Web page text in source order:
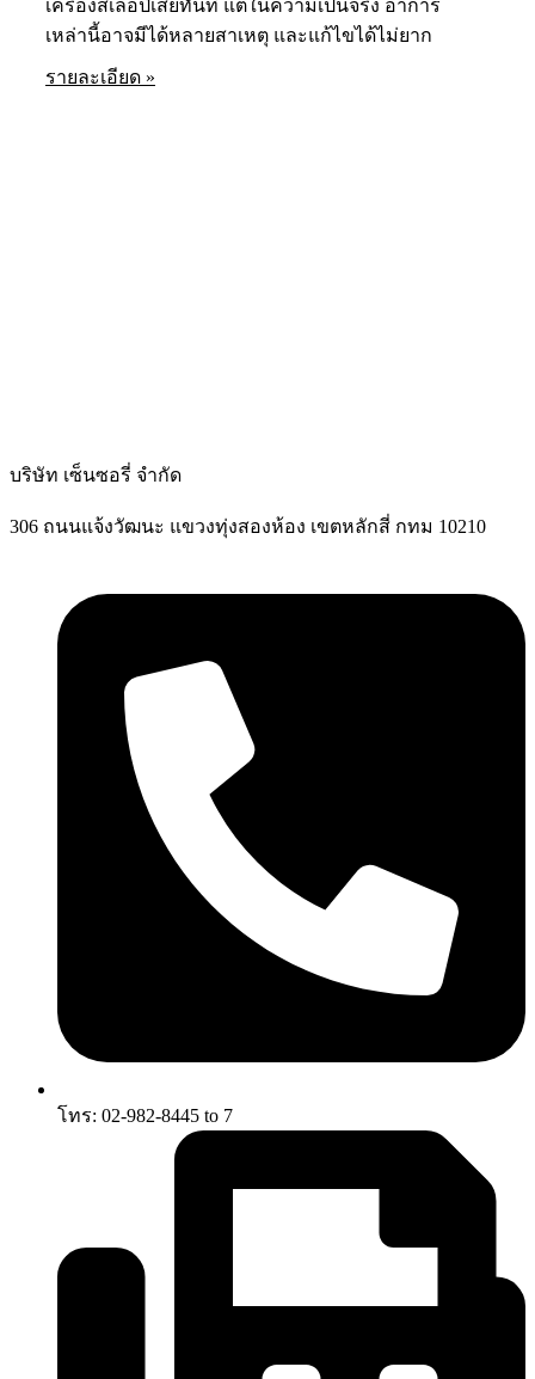
เครื่องสเลอปี้เสียทันที แต่ในความเป็นจริง อาการ
เหล่านี้อาจมีได้หลายสาเหตุ และแก้ไขได้ไม่ยาก
รายละเอียด »
บริษัท เซ็นซอรี่ จำกัด
306 ถนนแจ้งวัฒนะ แขวงทุ่งสองห้อง เขตหลักสี่ กทม 10210
โทร: 02-982-8445 to 7